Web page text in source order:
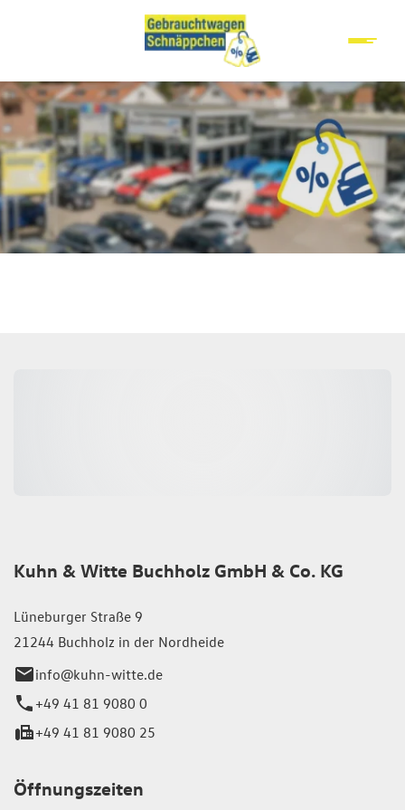
Kuhn & Witte Buchholz GmbH & Co. KG
Lüneburger Straße 9
21244 Buchholz in der Nordheide
info@kuhn-witte.de
+49 41 81 9080 0
+49 41 81 9080 25
Öffnungszeiten